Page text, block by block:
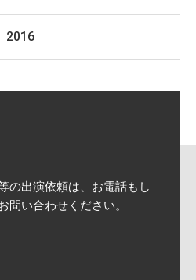
2016
出演依頼は、 お電話もし
問い合わせください。